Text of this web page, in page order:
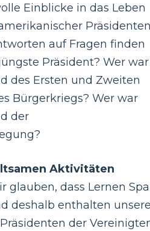
Einblicke in das Leben
auf Fragen finden
Präsident? Wer war
des Ersten und Zweiten
Bürgerkriegs? Wer war
der
Aktivitäten
glauben, dass Lernen
deshalb enthalten
der